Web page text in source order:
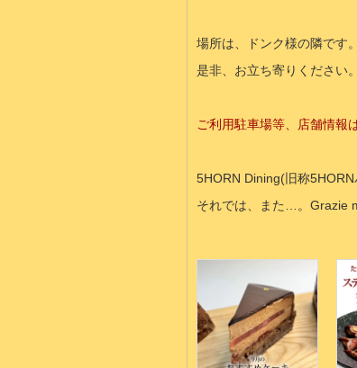
場所は、ドンク様の隣です。
是非、お立ち寄りください。
ご利用駐車場等、店舗情報
5HORN Dining(旧称5HORN
それでは、また…。Grazie